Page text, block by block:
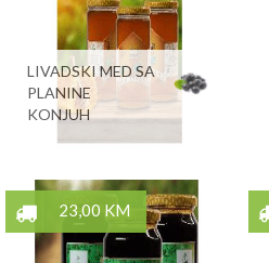
LIVADSKI MED SA
PLANINE
KONJUH
23,00 KM